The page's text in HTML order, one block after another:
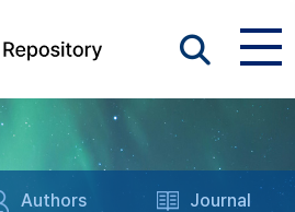
Authors Journal